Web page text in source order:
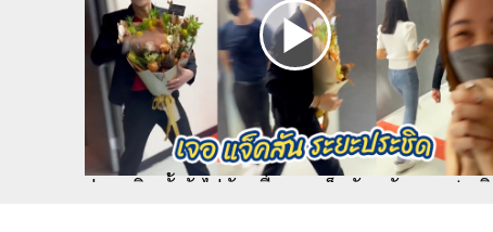
ตู่ - มาวิน ตั้งตัวไม่ทัน เมื่อเจอ แจ็คสัน หวัง ระยะประชิด